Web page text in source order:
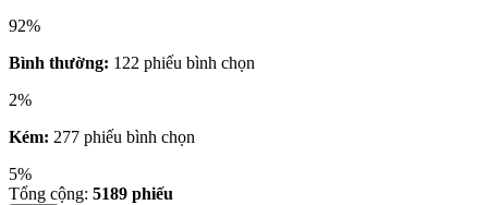
92%
Bình thường: 122 phiếu bình chọn
2%
Kém: 277 phiếu bình chọn
5%
Tổng cộng: 5189 phiếu